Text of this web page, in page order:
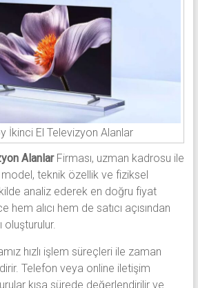
İkinci El Televizyon Alanlar
AlanlarFirması, uzman kadrosu ile
teknik özellik ve fiziksel
analiz ederek en doğru fiyat
alıcı hem de satıcı açısından
hızlı işlem süreçleri ile zaman
Telefon veya online iletişim
kısa sürede değerlendirilir ve